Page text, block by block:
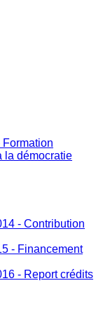
Formation
la démocratie
- Contribution
- Financement
- Report crédits